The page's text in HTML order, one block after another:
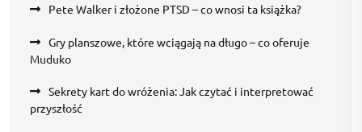
Pete Walker i złożone PTSD – co wnosi ta książka?
Gry planszowe, które wciągają na długo – co oferuje
Muduko
Sekrety kart do wróżenia: Jak czytać i interpretować
przyszłość